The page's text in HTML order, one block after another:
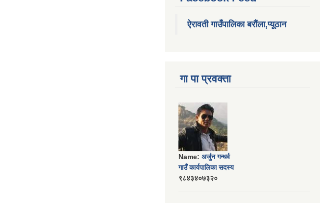
ऐरावती गाउँपालिका बरौंला,प्यूठान
गा पा प्रवक्ता
Name: अर्जुन गन्धर्व
गाउँ कार्यपालिका सदस्य
९८४३४०७३२०